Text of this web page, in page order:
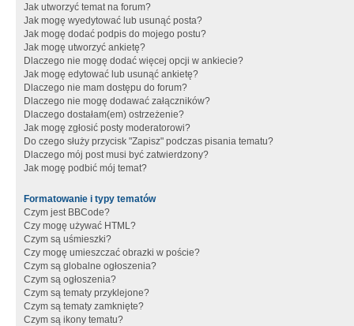
Jak utworzyć temat na forum?
Jak mogę wyedytować lub usunąć posta?
Jak mogę dodać podpis do mojego postu?
Jak mogę utworzyć ankietę?
Dlaczego nie mogę dodać więcej opcji w ankiecie?
Jak mogę edytować lub usunąć ankietę?
Dlaczego nie mam dostępu do forum?
Dlaczego nie mogę dodawać załączników?
Dlaczego dostałam(em) ostrzeżenie?
Jak mogę zgłosić posty moderatorowi?
Do czego służy przycisk "Zapisz" podczas pisania tematu?
Dlaczego mój post musi być zatwierdzony?
Jak mogę podbić mój temat?
Formatowanie i typy tematów
Czym jest BBCode?
Czy mogę używać HTML?
Czym są uśmieszki?
Czy mogę umieszczać obrazki w poście?
Czym są globalne ogłoszenia?
Czym są ogłoszenia?
Czym są tematy przyklejone?
Czym są tematy zamknięte?
Czym są ikony tematu?